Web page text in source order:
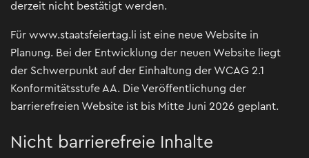
derzeit nicht bestätigt werden.
Für www.staatsfeiertag.li ist eine neue Website in
Planung. Bei der Entwicklung der neuen Website liegt
der Schwerpunkt auf der Einhaltung der WCAG 2.1
Konformitätsstufe AA. Die Veröffentlichung der
barrierefreien Website ist bis Mitte Juni 2026 geplant.
Nicht barrierefreie Inhalte